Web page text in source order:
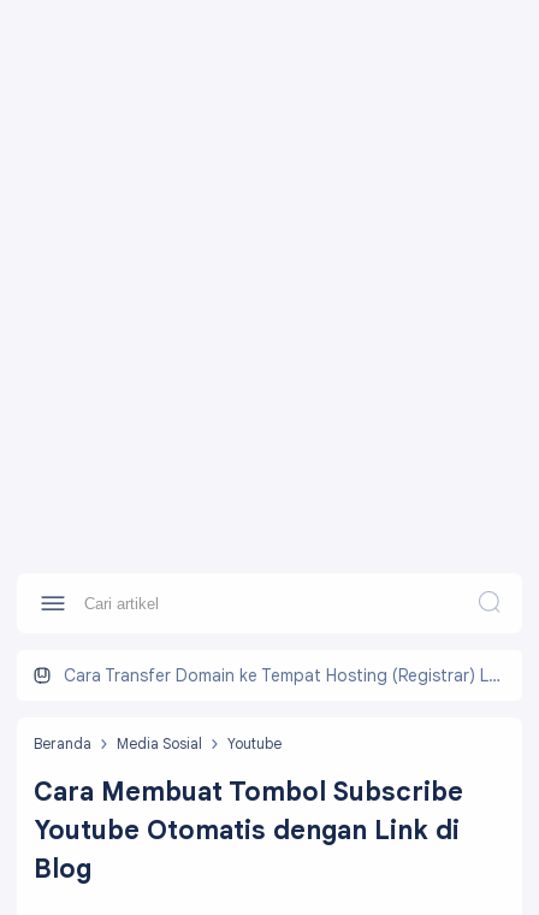
Cara Transfer Domain ke Tempat Hosting (Registrar) Lain
Beranda Media Sosial Youtube
Cara Membuat Tombol Subscribe
Youtube Otomatis dengan Link di
Blog